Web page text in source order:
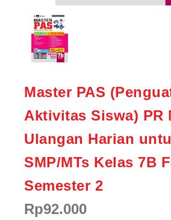
Master PAS
Aktivitas Siswa) PR
Ulangan Harian
SMP/MTs Kelas 7B
Semester 2
Rp92.000